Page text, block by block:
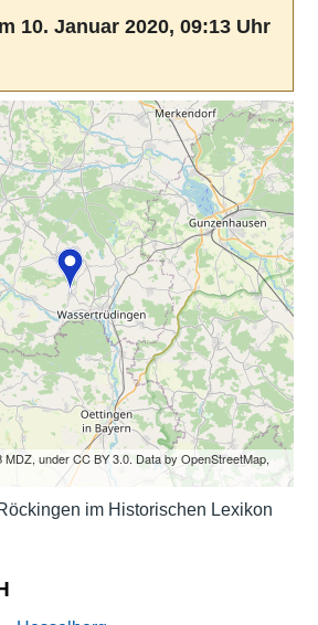
10. Januar 2020, 09:13 Uhr
under CC BY 3.0. Data by OpenStreetMap,
im Historischen Lexikon